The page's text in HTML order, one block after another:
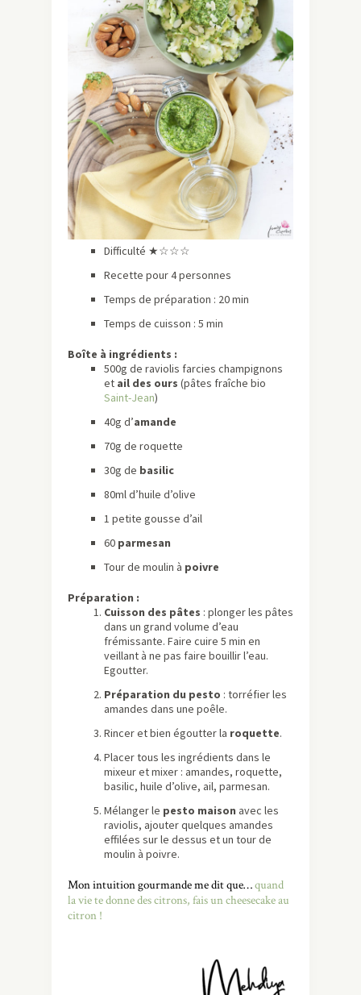
Difficulté ★☆☆☆
Recette pour 4 personnes
Temps de préparation : 20 min
Temps de cuisson : 5 min
Boîte à ingrédients :
500g de raviolis farcies champignons
et ail des ours (pâtes fraîche bio
Saint-Jean)
40g d’amande
70g de roquette
30g de basilic
80ml d’huile d’olive
1 petite gousse d’ail
60 parmesan
Tour de moulin à poivre
Préparation :
Cuisson des pâtes : plonger les pâtes
dans un grand volume d’eau
frémissante. Faire cuire 5 min en
veillant à ne pas faire bouillir l’eau.
Egoutter.
Préparation du pesto : torréfier les
amandes dans une poêle.
Rincer et bien égoutter la roquette.
Placer tous les ingrédients dans le
mixeur et mixer : amandes, roquette,
basilic, huile d’olive, ail, parmesan.
Mélanger le pesto maison avec les
raviolis, ajouter quelques amandes
effilées sur le dessus et un tour de
moulin à poivre.
Mon intuition gourmande me dit que…quand
la vie te donne des citrons, fais un cheesecake au
citron !